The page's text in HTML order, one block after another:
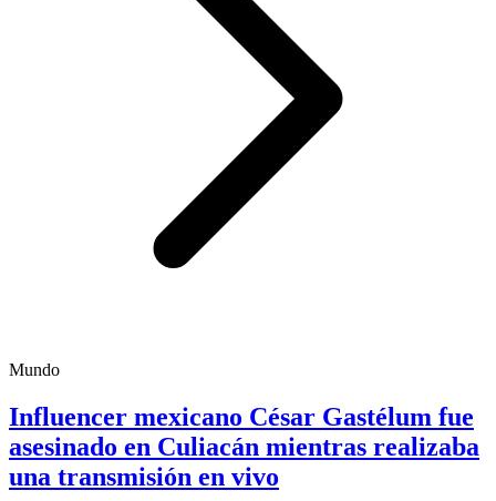
Mundo
Influencer mexicano César Gastélum fue
asesinado en Culiacán mientras realizaba
una transmisión en vivo